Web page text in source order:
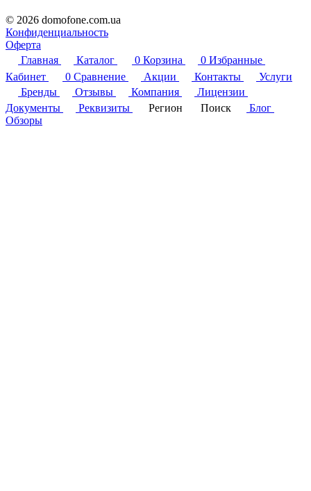
© 2026 domofone.com.ua
Конфиденциальность
Оферта
Главная
Каталог 0 Корзина 0 Избранные
Кабинет
0 Сравнение Акции Контакты
Услуги
Бренды
Отзывы Компания
Лицензии
Документы
Реквизиты Регион Поиск
Блог
Обзоры